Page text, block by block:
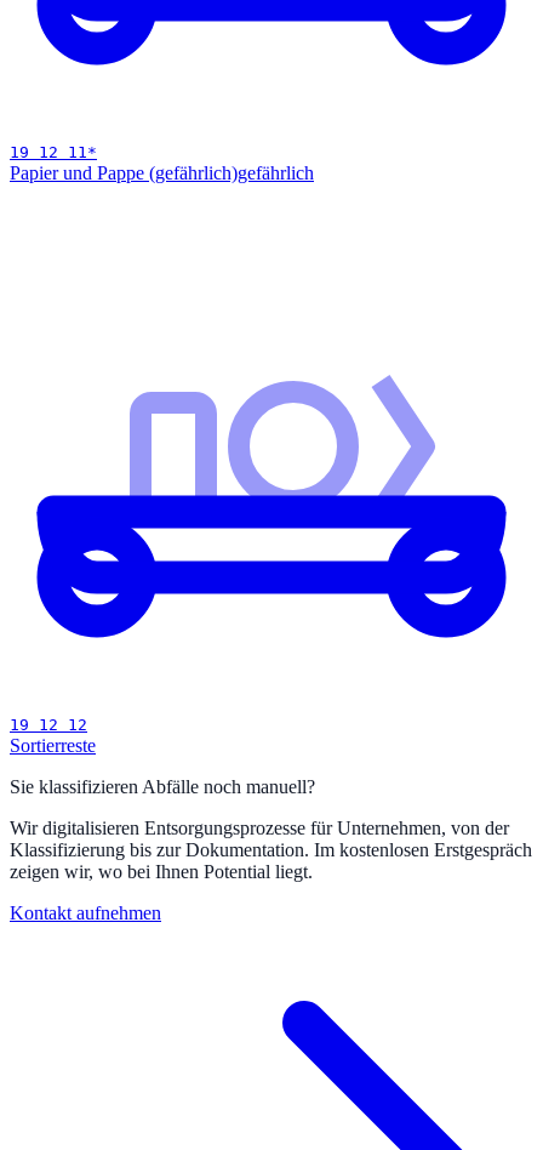
19 12 11 *
Papier und Pappe (gefährlich)gefährlich
19 12 12
Sortierreste
Sie klassifizieren Abfälle noch manuell?
Wir digitalisieren Entsorgungsprozesse für Unternehmen, von der
Klassifizierung bis zur Dokumentation. Im kostenlosen Erstgespräch
zeigen wir, wo bei Ihnen Potential liegt.
Kontakt aufnehmen